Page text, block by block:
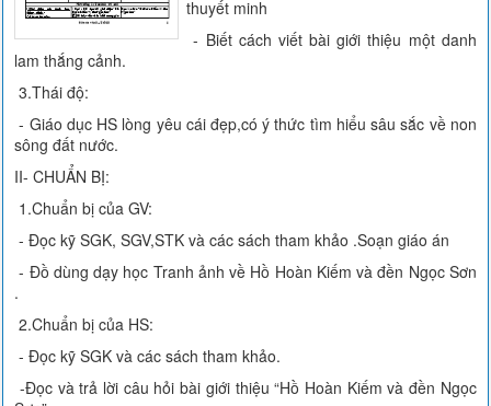
thuyết minh
- Biết cách viết bài giới thiệu một danh
lam thắng cảnh.
3.Thái độ:
- Giáo dục HS lòng yêu cái đẹp,có ý thức tìm hiểu sâu sắc về non
sông đất nước.
II- CHUẨN BỊ:
1.Chuẩn bị của GV:
- Đọc kỹ SGK, SGV,STK và các sách tham khảo .Soạn giáo án
- Đồ dùng dạy học Tranh ảnh về Hồ Hoàn Kiếm và đền Ngọc Sơn
.
2.Chuẩn bị của HS:
- Đọc kỹ SGK và các sách tham khảo.
-Đọc và trả lời câu hỏi bài giới thiệu “Hồ Hoàn Kiếm và đền Ngọc